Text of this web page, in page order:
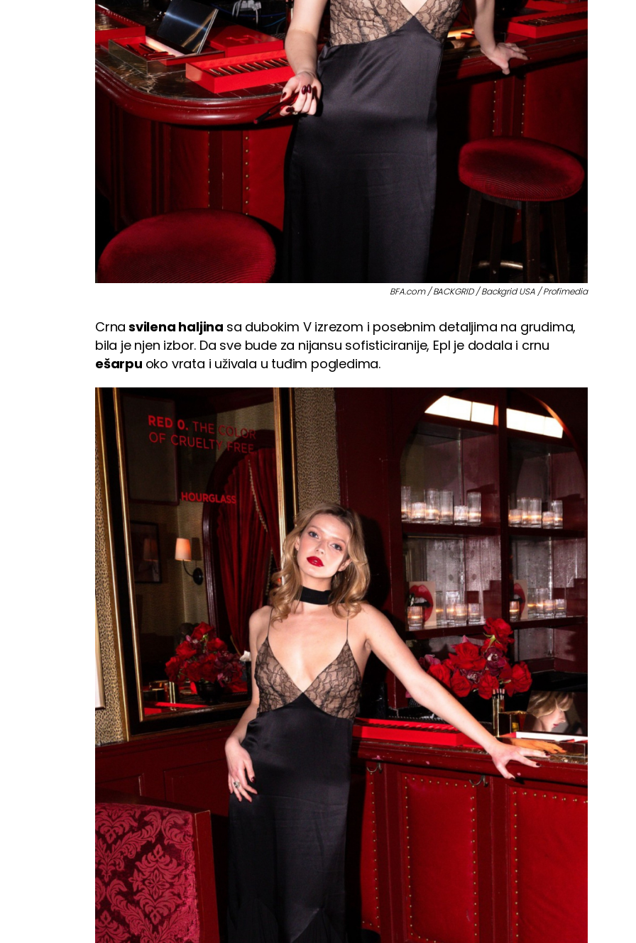
BFA.com / BACKGRID / Backgrid USA / Profimedia
Crna svilena haljina sa dubokim V izrezom i posebnim detaljima na grudima,
bila je njen izbor. Da sve bude za nijansu sofisticiranije, Epl je dodala i crnu
ešarpu oko vrata i uživala u tuđim pogledima.